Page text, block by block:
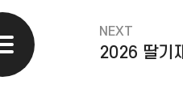
NEXT
2026 딸기